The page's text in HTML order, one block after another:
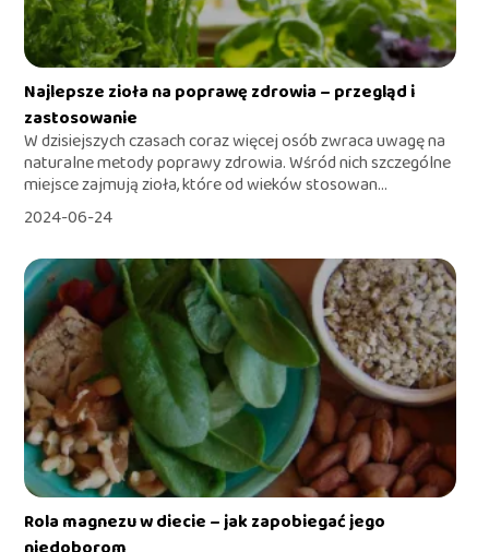
Najlepsze zioła na poprawę zdrowia – przegląd i
zastosowanie
W dzisiejszych czasach coraz więcej osób zwraca uwagę na
naturalne metody poprawy zdrowia. Wśród nich szczególne
miejsce zajmują zioła, które od wieków stosowan...
2024-06-24
Rola magnezu w diecie – jak zapobiegać jego